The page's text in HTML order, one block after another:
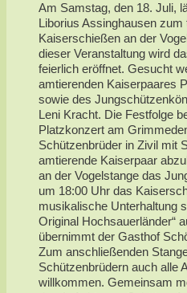
Am Samstag, den 18. Juli,
Liborius Assinghausen
Kaiserschießen an der
dieser Veranstaltung wird
feierlich eröffnet. Gesucht
amtierenden Kaiserpaares
sowie des
Leni Kracht. Die Festfolge
Platzkonzert am
Schützenbrüder in Zivil mit
amtierende Kaiserpaar
an der Vogelstange das
um 18:00 Uhr das
musikalische Unterhaltung
Original Hochsauerländer“
übernimmt der Gasthof
Zum anschließenden
Schützenbrüdern auch alle
willkommen. Gemeinsam